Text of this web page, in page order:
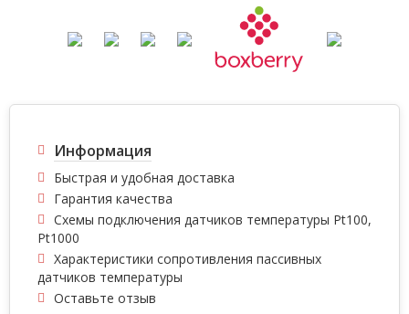
Информация
Быстрая и удобная доставка
Гарантия качества
Схемы подключения датчиков температуры Pt100,
Pt1000
Характеристики сопротивления пассивных
датчиков температуры
Оставьте отзыв